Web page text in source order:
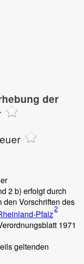
der
2 b) erfolgt durch
Vorschriften des
Pfalz2
1971
geltenden